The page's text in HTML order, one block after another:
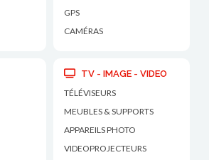
GPS
CAMÉRAS
TV - IMAGE - VIDEO
TÉLÉVISEURS
MEUBLES & SUPPORTS
APPAREILS PHOTO
VIDEOPROJECTEURS